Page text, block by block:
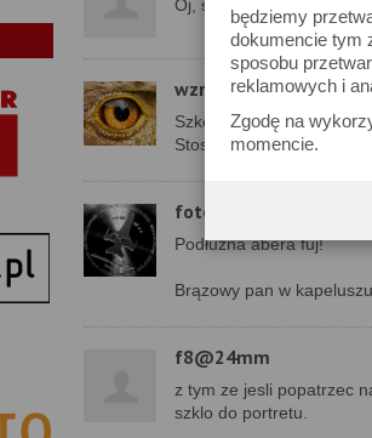
będziemy
dokumencie tym
sposobu
reklamowych i
Zgodę na
momencie.
Oj, szału nie ma :-/
wzrokowiec
Szkoda, że tak słabo.
Stosunek jakości do
fotopstryk
Podłużna abera fuj!
Brązowy pan w
f8@24mm
z tym ze jesli popatrzec
szklo do portretu.